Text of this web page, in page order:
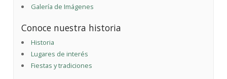
Galería de Imágenes
Conoce nuestra historia
Historia
Lugares de interés
Fiestas y tradiciones